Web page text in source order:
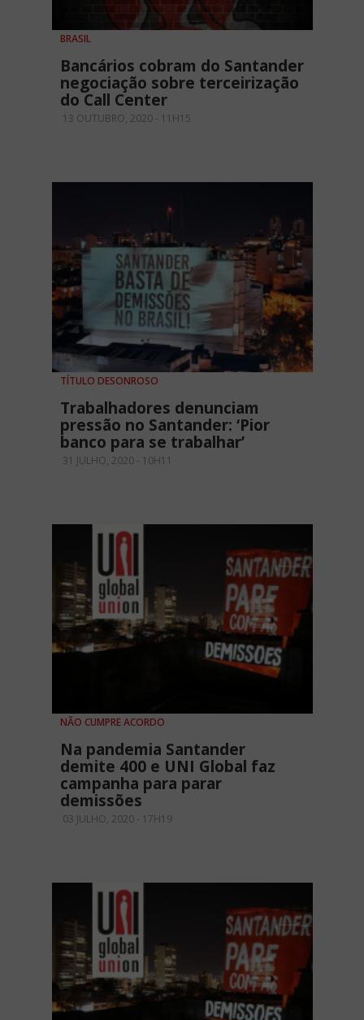
BRASIL
Bancários cobram do Santander
negociação sobre terceirização
do Call Center
13 OUTUBRO, 2020 - 11H15
TÍTULO DESONROSO
Trabalhadores denunciam
pressão no Santander: ‘Pior
banco para se trabalhar’
31 JULHO, 2020 - 10H11
NÃO CUMPRE ACORDO
Na pandemia Santander
demite 400 e UNI Global faz
campanha para parar
demissões
03 JULHO, 2020 - 17H19